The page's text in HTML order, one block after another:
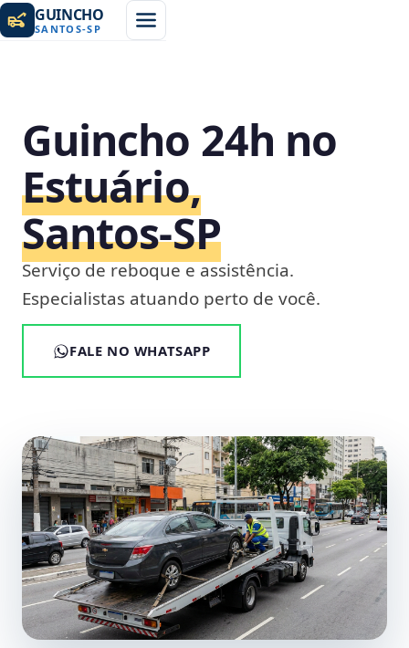
GUINCHO
SANTOS-SP
Guincho 24h no
Estuário,
Santos‑SP
Serviço de reboque e assistência.
Especialistas atuando perto de você.
FALE NO WHATSAPP